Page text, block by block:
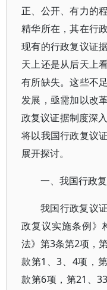
正、公开、有力的
精华所在，其在行
现有的行政复议证
天上还是从后天上
有所缺失。这些不
发展，亟需加以改
政复议证据制度深
将以我国行政复议
展开探讨。
一、我国行政
我国行政复议
政复议实施条例》
法》第3条第2项，
款第1、3、4项，
款第6项，第21、